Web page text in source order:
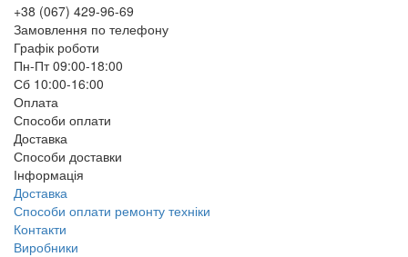
+38 (067) 429-96-69
Замовлення по телефону
Графік роботи
Пн-Пт 09:00-18:00
Сб 10:00-16:00
Оплата
Способи оплати
Доставка
Способи доставки
Інформація
Доставка
Способи оплати ремонту техніки
Контакти
Виробники